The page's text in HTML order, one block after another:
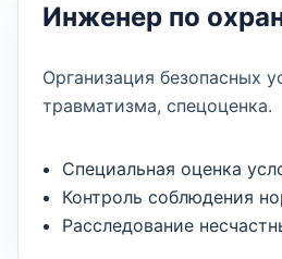
Инженер по
Организация безопасных
травматизма, спецоценка.
Специальная оценка
Контроль соблюдения
Расследование